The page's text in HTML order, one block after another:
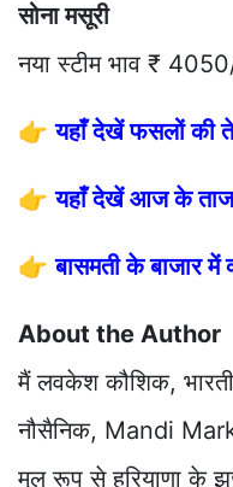
सोना मसूरी
नया स्टीम भाव ₹
👉यहाँ देखें फसलों की
👉यहाँ देखें आज के
👉बासमती के बाजार
About the Author
मैं लवकेश कौशिक,
नौसैनिक, Mandi
मूल रूप से हरियाणा के